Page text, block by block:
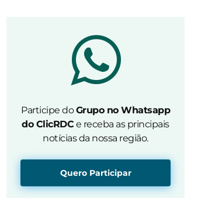
Participe doGrupo no Whatsapp
do ClicRDC e receba as principais
notícias da nossa região.
Quero Participar